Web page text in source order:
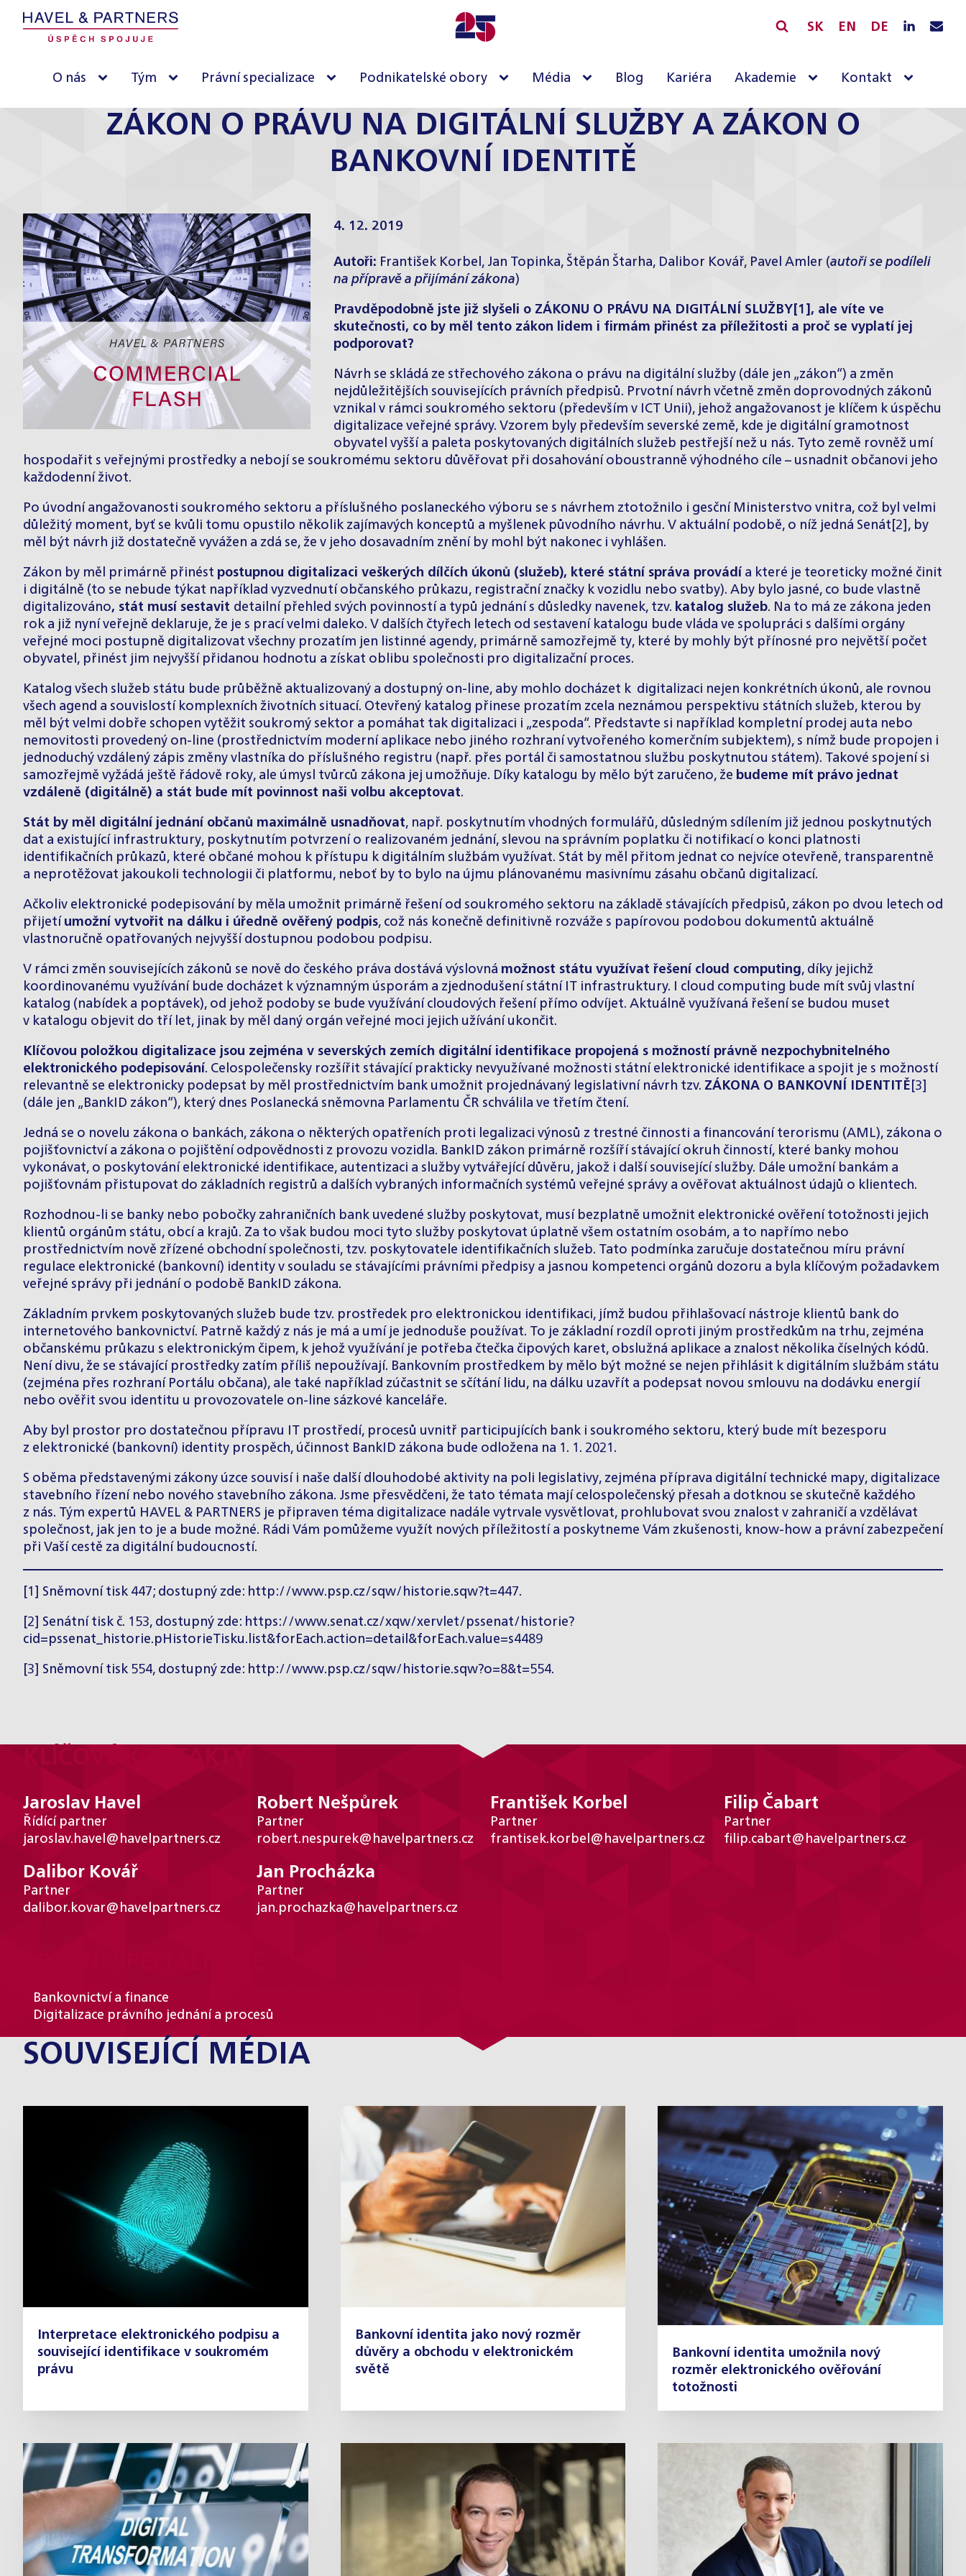
SK EN DE
O nás Tým Právní specializace Podnikatelské obory Média Blog Kariéra Akademie Kontakt
ZÁKON O PRÁVU NA DIGITÁLNÍ SLUŽBY A ZÁKON O
BANKOVNÍ IDENTITĚ
4. 12. 2019
Autoři: František Korbel, Jan Topinka, Štěpán Štarha, Dalibor Kovář, Pavel Amler (autoři se podíleli
na přípravě a přijímání zákona)
Pravděpodobně jste již slyšeli o ZÁKONU O PRÁVU NA DIGITÁLNÍ SLUŽBY [1] , ale víte ve
skutečnosti, co by měl tento zákon lidem i firmám přinést za příležitosti a proč se vyplatí jej
podporovat?
Návrh se skládá ze střechového zákona o právu na digitální služby (dále jen „zákon“) a změn
nejdůležitějších souvisejících právních předpisů. Prvotní návrh včetně změn doprovodných zákonů
vznikal v rámci soukromého sektoru (především v ICT Unii), jehož angažovanost je klíčem k úspěchu
digitalizace veřejné správy. Vzorem byly především severské země, kde je digitální gramotnost
obyvatel vyšší a paleta poskytovaných digitálních služeb pestřejší než u nás. Tyto země rovněž umí
hospodařit s veřejnými prostředky a nebojí se soukromému sektoru důvěřovat při dosahování oboustranně výhodného cíle – usnadnit občanovi jeho
každodenní život.
Po úvodní angažovanosti soukromého sektoru a příslušného poslaneckého výboru se s návrhem ztotožnilo i gesční Ministerstvo vnitra, což byl velmi
důležitý moment, byť se kvůli tomu opustilo několik zajímavých konceptů a myšlenek původního návrhu. V aktuální podobě, o níž jedná Senát [2] , by
měl být návrh již dostatečně vyvážen a zdá se, že v jeho dosavadním znění by mohl být nakonec i vyhlášen.
Zákon by měl primárně přinést postupnou digitalizaci veškerých dílčích úkonů (služeb), které státní správa provádí a které je teoreticky možné činit
i digitálně (to se nebude týkat například vyzvednutí občanského průkazu, registrační značky k vozidlu nebo svatby). Aby bylo jasné, co bude vlastně
digitalizováno, stát musí sestavit detailní přehled svých povinností a typů jednání s důsledky navenek, tzv. katalog služeb. Na to má ze zákona jeden
rok a již nyní veřejně deklaruje, že je s prací velmi daleko. V dalších čtyřech letech od sestavení katalogu bude vláda ve spolupráci s dalšími orgány
veřejné moci postupně digitalizovat všechny prozatím jen listinné agendy, primárně samozřejmě ty, které by mohly být přínosné pro největší počet
obyvatel, přinést jim nejvyšší přidanou hodnotu a získat oblibu společnosti pro digitalizační proces.
Katalog všech služeb státu bude průběžně aktualizovaný a dostupný on-line, aby mohlo docházet k digitalizaci nejen konkrétních úkonů, ale rovnou
všech agend a souvislostí komplexních životních situací. Otevřený katalog přinese prozatím zcela neznámou perspektivu státních služeb, kterou by
měl být velmi dobře schopen vytěžit soukromý sektor a pomáhat tak digitalizaci i „zespoda“. Představte si například kompletní prodej auta nebo
nemovitosti provedený on-line (prostřednictvím moderní aplikace nebo jiného rozhraní vytvořeného komerčním subjektem), s nímž bude propojen i
jednoduchý vzdálený zápis změny vlastníka do příslušného registru (např. přes portál či samostatnou službu poskytnutou státem). Takové spojení si
samozřejmě vyžádá ještě řádově roky, ale úmysl tvůrců zákona jej umožňuje. Díky katalogu by mělo být zaručeno, že budeme mít právo jednat
vzdáleně (digitálně) a stát bude mít povinnost naši volbu akceptovat.
Stát by měl digitální jednání občanů maximálně usnadňovat, např. poskytnutím vhodných formulářů, důsledným sdílením již jednou poskytnutých
dat a existující infrastruktury, poskytnutím potvrzení o realizovaném jednání, slevou na správním poplatku či notifikací o konci platnosti
identifikačních průkazů, které občané mohou k přístupu k digitálním službám využívat. Stát by měl přitom jednat co nejvíce otevřeně, transparentně
a neprotěžovat jakoukoli technologii či platformu, neboť by to bylo na újmu plánovanému masivnímu zásahu občanů digitalizací.
Ačkoliv elektronické podepisování by měla umožnit primárně řešení od soukromého sektoru na základě stávajících předpisů, zákon po dvou letech od
přijetí umožní vytvořit na dálku i úředně ověřený podpis, což nás konečně definitivně rozváže s papírovou podobou dokumentů aktuálně
vlastnoručně opatřovaných nejvyšší dostupnou podobou podpisu.
V rámci změn souvisejících zákonů se nově do českého práva dostává výslovná možnost státu využívat řešení cloud computing, díky jejichž
koordinovanému využívání bude docházet k významným úsporám a zjednodušení státní IT infrastruktury. I cloud computing bude mít svůj vlastní
katalog (nabídek a poptávek), od jehož podoby se bude využívání cloudových řešení přímo odvíjet. Aktuálně využívaná řešení se budou muset
v katalogu objevit do tří let, jinak by měl daný orgán veřejné moci jejich užívání ukončit.
Klíčovou položkou digitalizace jsou zejména v severských zemích digitální identifikace propojená s možností právně nezpochybnitelného
elektronického podepisování. Celospolečensky rozšířit stávající prakticky nevyužívané možnosti státní elektronické identifikace a spojit je s možností
relevantně se elektronicky podepsat by měl prostřednictvím bank umožnit projednávaný legislativní návrh tzv. ZÁKONA O BANKOVNÍ IDENTITĚ [3]
(dále jen „BankID zákon“), který dnes Poslanecká sněmovna Parlamentu ČR schválila ve třetím čtení.
Jedná se o novelu zákona o bankách, zákona o některých opatřeních proti legalizaci výnosů z trestné činnosti a financování terorismu (AML), zákona o
pojišťovnictví a zákona o pojištění odpovědnosti z provozu vozidla. BankID zákon primárně rozšíří stávající okruh činností, které banky mohou
vykonávat, o poskytování elektronické identifikace, autentizaci a služby vytvářející důvěru, jakož i další související služby. Dále umožní bankám a
pojišťovnám přistupovat do základních registrů a dalších vybraných informačních systémů veřejné správy a ověřovat aktuálnost údajů o klientech.
Rozhodnou-li se banky nebo pobočky zahraničních bank uvedené služby poskytovat, musí bezplatně umožnit elektronické ověření totožnosti jejich
klientů orgánům státu, obcí a krajů. Za to však budou moci tyto služby poskytovat úplatně všem ostatním osobám, a to napřímo nebo
prostřednictvím nově zřízené obchodní společnosti, tzv. poskytovatele identifikačních služeb. Tato podmínka zaručuje dostatečnou míru právní
regulace elektronické (bankovní) identity v souladu se stávajícími právními předpisy a jasnou kompetenci orgánů dozoru a byla klíčovým požadavkem
veřejné správy při jednání o podobě BankID zákona.
Základním prvkem poskytovaných služeb bude tzv. prostředek pro elektronickou identifikaci, jímž budou přihlašovací nástroje klientů bank do
internetového bankovnictví. Patrně každý z nás je má a umí je jednoduše používat. To je základní rozdíl oproti jiným prostředkům na trhu, zejména
občanskému průkazu s elektronickým čipem, k jehož využívání je potřeba čtečka čipových karet, obslužná aplikace a znalost několika číselných kódů.
Není divu, že se stávající prostředky zatím příliš nepoužívají. Bankovním prostředkem by mělo být možné se nejen přihlásit k digitálním službám státu
(zejména přes rozhraní Portálu občana), ale také například zúčastnit se sčítání lidu, na dálku uzavřít a podepsat novou smlouvu na dodávku energií
nebo ověřit svou identitu u provozovatele on-line sázkové kanceláře.
Aby byl prostor pro dostatečnou přípravu IT prostředí, procesů uvnitř participujících bank i soukromého sektoru, který bude mít bezesporu
z elektronické (bankovní) identity prospěch, účinnost BankID zákona bude odložena na 1. 1. 2021.
S oběma představenými zákony úzce souvisí i naše další dlouhodobé aktivity na poli legislativy, zejména příprava digitální technické mapy, digitalizace
stavebního řízení nebo nového stavebního zákona. Jsme přesvědčeni, že tato témata mají celospolečenský přesah a dotknou se skutečně každého
z nás. Tým expertů HAVEL & PARTNERS je připraven téma digitalizace nadále vytrvale vysvětlovat, prohlubovat svou znalost v zahraničí a vzdělávat
společnost, jak jen to je a bude možné. Rádi Vám pomůžeme využít nových příležitostí a poskytneme Vám zkušenosti, know-how a právní zabezpečení
při Vaší cestě za digitální budoucností.
[1] Sněmovní tisk 447; dostupný zde: http://www.psp.cz/sqw/historie.sqw?t=447.
[2] Senátní tisk č. 153, dostupný zde: https://www.senat.cz/xqw/xervlet/pssenat/historie?
cid=pssenat_historie.pHistorieTisku.list&forEach.action=detail&forEach.value=s4489
[3] Sněmovní tisk 554, dostupný zde: http://www.psp.cz/sqw/historie.sqw?o=8&t=554.
Jaroslav Havel
Řídící partner
jaroslav.havel@havelpartners.cz
Robert Nešpůrek
Partner
robert.nespurek@havelpartners.cz
František Korbel
Partner
frantisek.korbel@havelpartners.cz
Filip Čabart
Partner
filip.cabart@havelpartners.cz
Dalibor Kovář
Partner
dalibor.kovar@havelpartners.cz
Jan Procházka
Partner
jan.prochazka@havelpartners.cz
Bankovnictví a finance
Digitalizace právního jednání a procesů
SOUVISEJÍCÍ MÉDIA
Interpretace elektronického podpisu a
související identifikace v soukromém
právu
Bankovní identita jako nový rozměr
důvěry a obchodu v elektronickém
světě
Bankovní identita umožnila nový
rozměr elektronického ověřování
totožnosti